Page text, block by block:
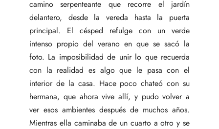
camino serpenteante que recorre el jardín
delantero, desde la vereda hasta la puerta
principal. El césped refulge con un verde
intenso propio del verano en que se sacó la
foto. La imposibilidad de unir lo que recuerda
con la realidad es algo que le pasa con el
interior de la casa. Hace poco chateó con su
hermana, que ahora vive allí, y pudo volver a
ver esos ambientes después de muchos años.
Mientras ella caminaba de un cuarto a otro y se